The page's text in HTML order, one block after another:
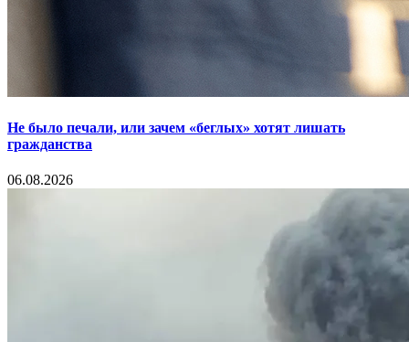
Не было печали, или зачем «беглых» хотят лишать
гражданства
06.08.2026